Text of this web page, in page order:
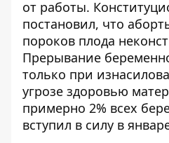
от работы.
постановил, что
пороков плода
Прерывание
только при
угрозе здоровью
примерно 2% всех
вступил в силу в